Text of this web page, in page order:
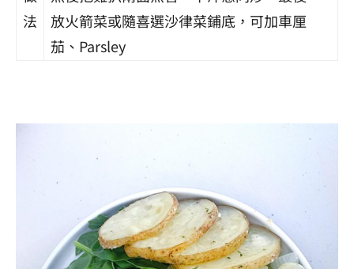
法
放火箭菜或隨喜選沙律菜鋪底，可加車厘
茄、Parsley